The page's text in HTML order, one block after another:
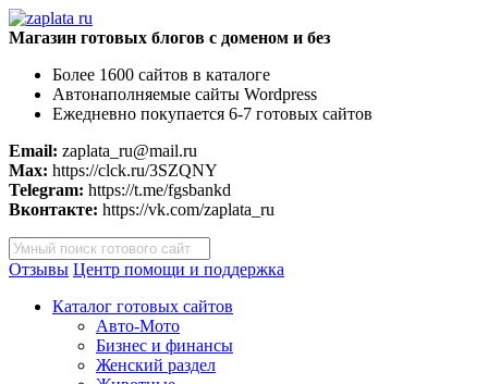
Магазин готовых блогов с доменом и без
Более 1600 сайтов в каталоге
Автонаполняемые сайты Wordpress
Ежедневно покупается 6-7 готовых сайтов
Email: zaplata_ru@mail.ru
Max: https://clck.ru/3SZQNY
Telegram: https://t.me/fgsbankd
Вконтакте: https://vk.com/zaplata_ru
Поиск
товаров
Отзывы Центр помощи и поддержка
Каталог готовых сайтов
Авто-Мото
Бизнес и финансы
Женский раздел